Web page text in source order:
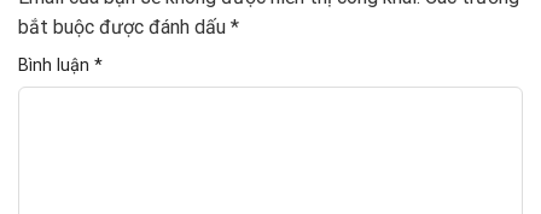
bắt buộc được đánh dấu *
Bình luận *